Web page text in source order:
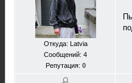
Откуда: Latvia
Сообщений: 4
Репутация: 0